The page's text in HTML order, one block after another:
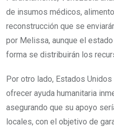
de insumos médicos,
reconstrucción que se
por Melissa, aunque el
forma se distribuirán los
Por otro lado, Estados
ofrecer ayuda humanitaria
asegurando que su apoyo
locales, con el objetivo de